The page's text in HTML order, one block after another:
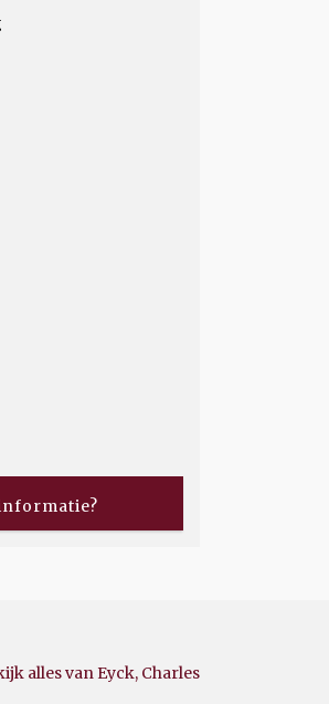
alles van Eyck, Charles